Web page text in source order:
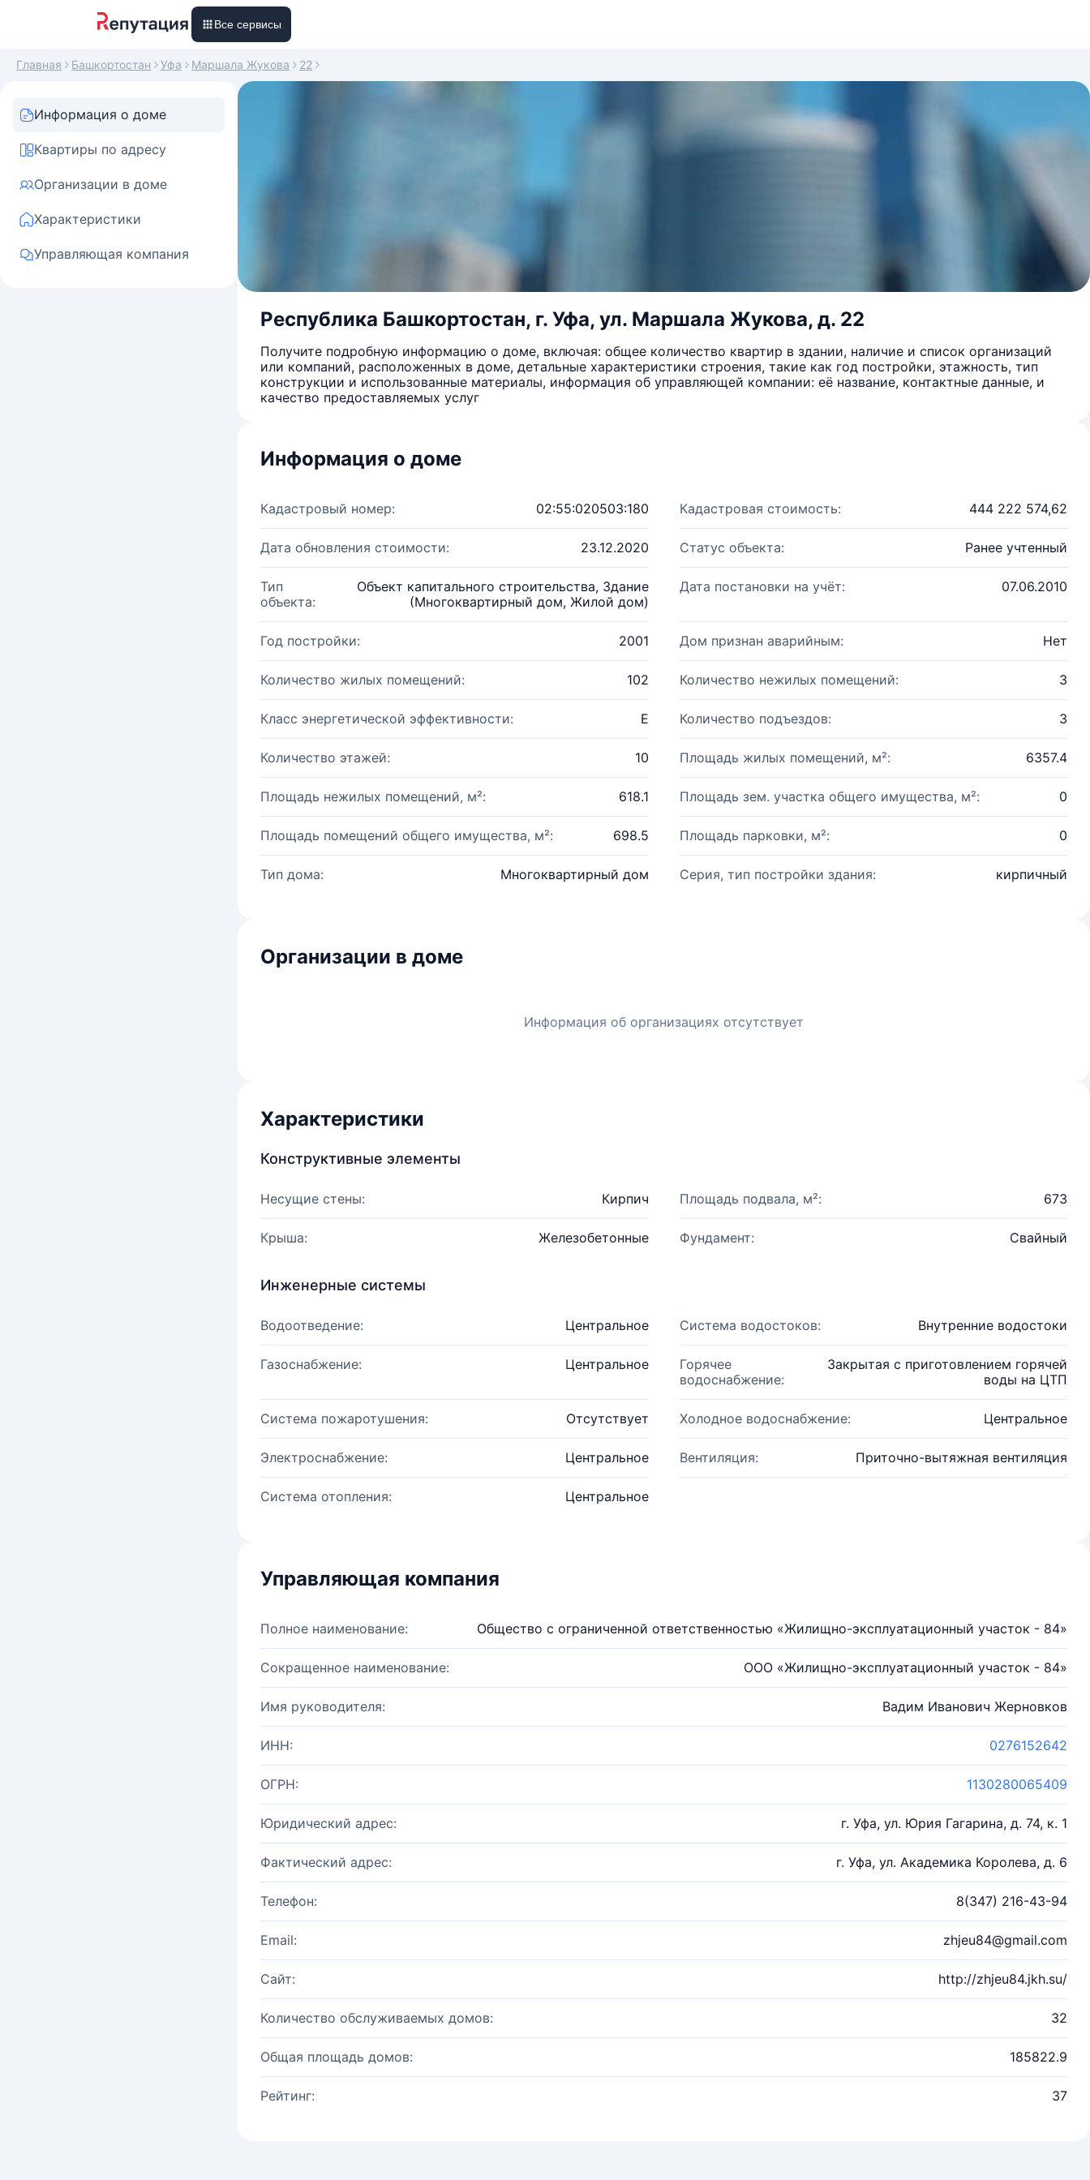
Все сервисы
Главная Башкортостан Уфа Маршала Жукова 22
Информация о доме
Квартиры по адресу
Организации в доме
Характеристики
Управляющая компания
Республика Башкортостан, г. Уфа, ул. Маршала Жукова, д. 22
Получите подробную информацию о доме, включая: общее количество квартир в здании, наличие и список организаций
или компаний, расположенных в доме, детальные характеристики строения, такие как год постройки, этажность, тип
конструкции и использованные материалы, информация об управляющей компании: её название, контактные данные, и
качество предоставляемых услуг
Информация о доме
Кадастровый номер: 02:55:020503:180 Кадастровая стоимость: 444 222 574,62
Дата обновления стоимости: 23.12.2020 Статус объекта: Ранее учтенный
Тип
объекта:
Объект капитального строительства, Здание
(Многоквартирный дом, Жилой дом)
Дата постановки на учёт: 07.06.2010
Год постройки: 2001 Дом признан аварийным: Нет
Количество жилых помещений: 102 Количество нежилых помещений: 3
Класс энергетической эффективности: E Количество подъездов: 3
Количество этажей: 10 Площадь жилых помещений, м²: 6357.4
Площадь нежилых помещений, м²: 618.1 Площадь зем. участка общего имущества, м²: 0
Площадь помещений общего имущества, м²: 698.5 Площадь парковки, м²: 0
Тип дома: Многоквартирный дом Серия, тип постройки здания: кирпичный
Организации в доме
Информация об организациях отсутствует
Характеристики
Конструктивные элементы
Несущие стены: Кирпич Площадь подвала, м²: 673
Крыша: Железобетонные Фундамент: Свайный
Инженерные системы
Водоотведение: Центральное Система водостоков: Внутренние водостоки
Газоснабжение: Центральное
Горячее
водоснабжение:
Закрытая с приготовлением горячей
воды на ЦТП
Система пожаротушения: Отсутствует Холодное водоснабжение: Центральное
Электроснабжение: Центральное Вентиляция: Приточно-вытяжная вентиляция
Система отопления: Центральное
Управляющая компания
Полное наименование: Общество с ограниченной ответственностью «Жилищно-эксплуатационный участок - 84»
Сокращенное наименование: ООО «Жилищно-эксплуатационный участок - 84»
Имя руководителя: Вадим Иванович Жерновков
ИНН: 0276152642
ОГРН: 1130280065409
Юридический адрес: г. Уфа, ул. Юрия Гагарина, д. 74, к. 1
Фактический адрес: г. Уфа, ул. Академика Королева, д. 6
Телефон: 8(347) 216-43-94
Email: zhjeu84@gmail.com
Сайт: http://zhjeu84.jkh.su/
Количество обслуживаемых домов: 32
Общая площадь домов: 185822.9
Рейтинг: 37